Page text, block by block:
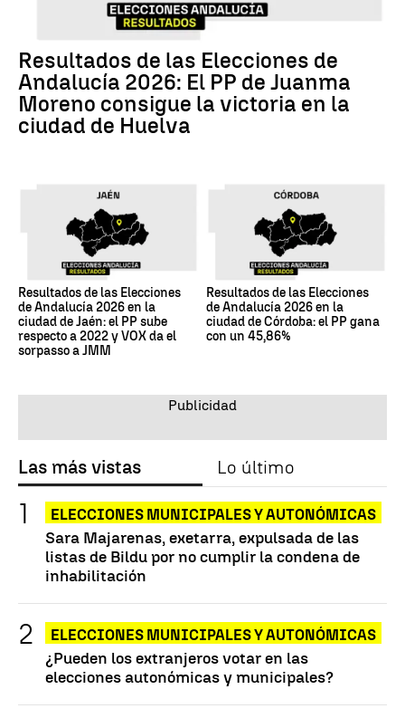
Resultados de las Elecciones de
Andalucía 2026: El PP de Juanma
Moreno consigue la victoria en la
ciudad de Huelva
Resultados de las Elecciones
de Andalucía 2026 en la
ciudad de Jaén: el PP sube
respecto a 2022 y VOX da el
sorpasso a JMM
Resultados de las Elecciones
de Andalucía 2026 en la
ciudad de Córdoba: el PP gana
con un 45,86%
Las más vistas Lo último
ELECCIONES MUNICIPALES Y AUTONÓMICAS
Sara Majarenas, exetarra, expulsada de las
listas de Bildu por no cumplir la condena de
inhabilitación
ELECCIONES MUNICIPALES Y AUTONÓMICAS
¿Pueden los extranjeros votar en las
elecciones autonómicas y municipales?